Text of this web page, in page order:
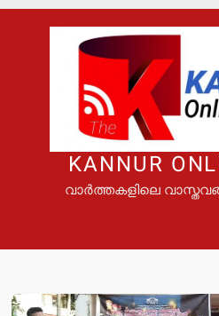
KANNUR
വാർത്തകളിലെ